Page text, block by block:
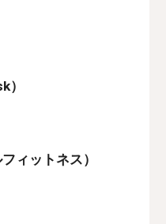
ィットネス）